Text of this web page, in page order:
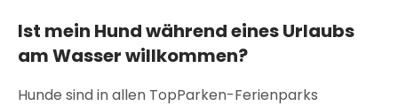
Ist mein Hund während eines Urlaubs
am Wasser willkommen?
Hunde sind in allen TopParken-Ferienparks